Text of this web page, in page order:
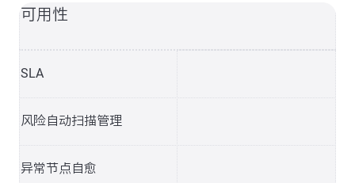
可用性
SLA
风险自动扫描管理
异常节点自愈